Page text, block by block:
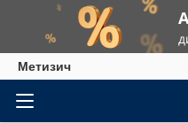
Метизич